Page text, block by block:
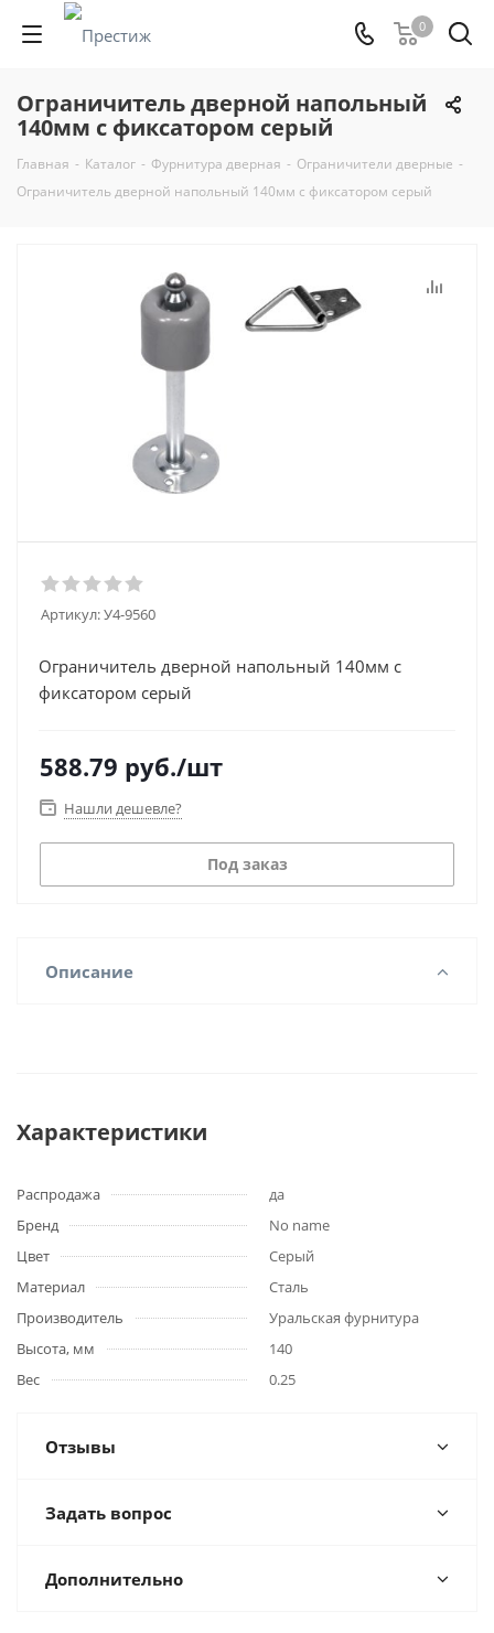
0
Ограничитель дверной напольный
140мм с фиксатором серый
Главная - Каталог - Фурнитура дверная - Ограничители дверные -
Ограничитель дверной напольный 140мм с фиксатором серый
Артикул:У4-9560
Ограничитель дверной напольный 140мм с
фиксатором серый
588.79 руб./шт
Нашли дешевле?
Под заказ
Описание
Характеристики
Распродажа
да
Бренд
No name
Цвет
Серый
Материал
Сталь
Производитель
Уральская фурнитура
Высота, мм
140
Вес
0.25
Отзывы
Задать вопрос
Дополнительно